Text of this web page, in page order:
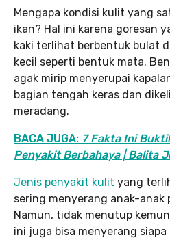
Mengapa kondisi kulit yang
ikan? Hal ini karena goresan
kaki terlihat berbentuk bulat
kecil seperti bentuk mata.
agak mirip menyerupai
bagian tengah keras dan
meradang.
BACA JUGA: 7 Fakta Ini
Penyakit Berbahaya | Balita
Jenis penyakit kulit yang
sering menyerang anak-anak
Namun, tidak menutup
ini juga bisa menyerang